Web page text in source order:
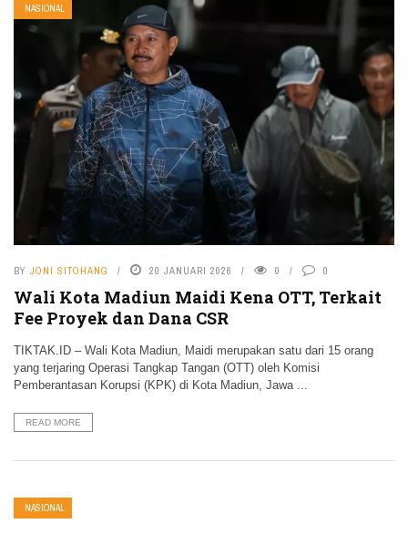
NASIONAL
BY JONI SITOHANG 20 JANUARI 2026 0 0
Wali Kota Madiun Maidi Kena OTT, Terkait
Fee Proyek dan Dana CSR
TIKTAK.ID – Wali Kota Madiun, Maidi merupakan satu dari 15 orang
yang terjaring Operasi Tangkap Tangan (OTT) oleh Komisi
Pemberantasan Korupsi (KPK) di Kota Madiun, Jawa ...
READ MORE
NASIONAL